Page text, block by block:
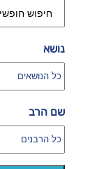
נושא
שם הרב